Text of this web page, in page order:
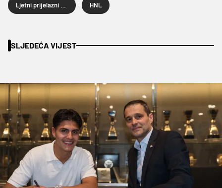
HNL
SLJEDEĆA VIJEST